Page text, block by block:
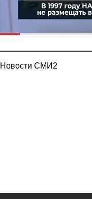
Новости СМИ2